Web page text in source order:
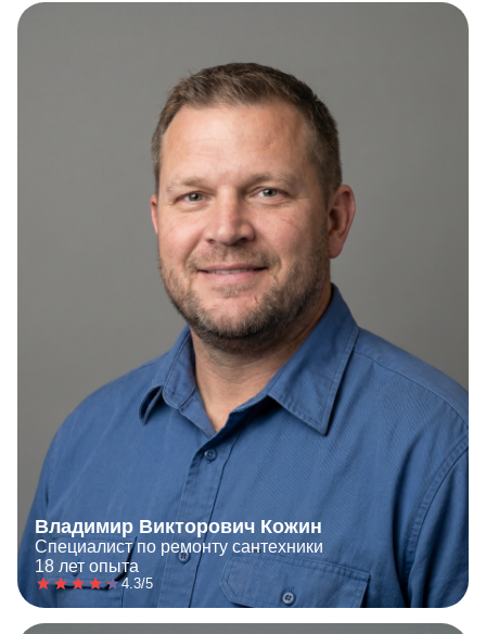
Владимир Викторович Кожин
Специалист по ремонту сантехники
18 лет опыта
4.3/5